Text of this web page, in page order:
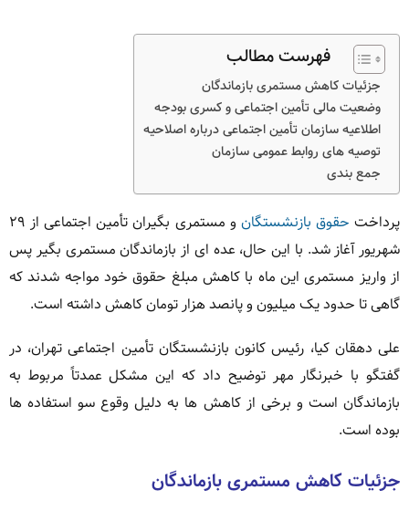
فهرست مطالب
جزئیات کاهش مستمری بازماندگان
وضعیت مالی تأمین اجتماعی و کسری بودجه
اطلاعیه سازمان تأمین اجتماعی درباره اصلاحیه
توصیه های روابط عمومی سازمان
جمع بندی
پرداخت حقوق بازنشستگان
و مستمری بگیران تأمین اجتماعی از ۲۹
شهریور آغاز شد. با این حال، عده ای از بازماندگان مستمری بگیر پس
از واریز مستمری این ماه با کاهش مبلغ حقوق خود مواجه شدند که
گاهی تا حدود یک میلیون و پانصد هزار تومان کاهش داشته است.
علی دهقان کیا، رئیس کانون بازنشستگان تأمین اجتماعی تهران، در
گفتگو با خبرنگار مهر توضیح داد که این مشکل عمدتاً مربوط به
بازماندگان است و برخی از کاهش ها به دلیل وقوع سو استفاده ها
بوده است.
جزئیات کاهش مستمری بازماندگان